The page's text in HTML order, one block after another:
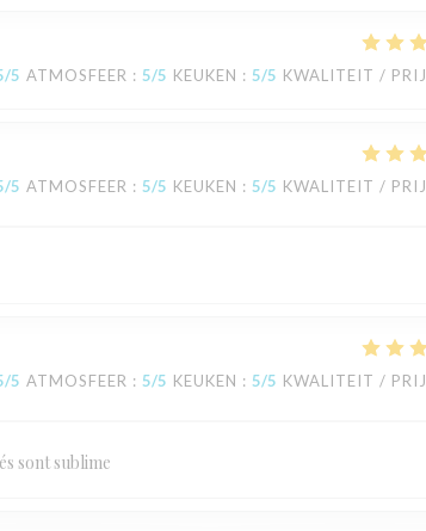
/5 ATMOSFEER : 5/5 KEUKEN : 5/5 KWALITEIT /
/5 ATMOSFEER : 5/5 KEUKEN : 5/5 KWALITEIT /
/5 ATMOSFEER : 5/5 KEUKEN : 5/5 KWALITEIT /
sont sublime